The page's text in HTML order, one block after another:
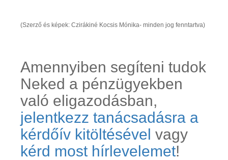
(Szerző és képek: Czirákiné Kocsis Mónika- minden jog fenntartva)
Amennyiben segíteni tudok
Neked a pénzügyekben
való eligazodásban,
jelentkezz tanácsadásra a
kérdőív kitöltésével vagy
kérd most hírlevelemet!